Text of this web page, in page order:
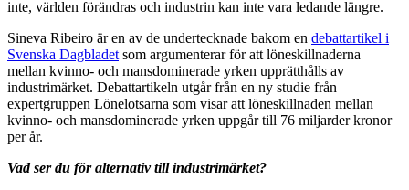
inte, världen förändras och industrin kan inte vara ledande längre.
Sineva Ribeiro är en av de undertecknade bakom en debattartikel i
Svenska Dagbladet som argumenterar för att löneskillnaderna
mellan kvinno- och mansdominerade yrken upprätthålls av
industrimärket. Debattartikeln utgår från en ny studie från
expertgruppen Lönelotsarna som visar att löneskillnaden mellan
kvinno- och mansdominerade yrken uppgår till 76 miljarder kronor
per år.
Vad ser du för alternativ till industrimärket?